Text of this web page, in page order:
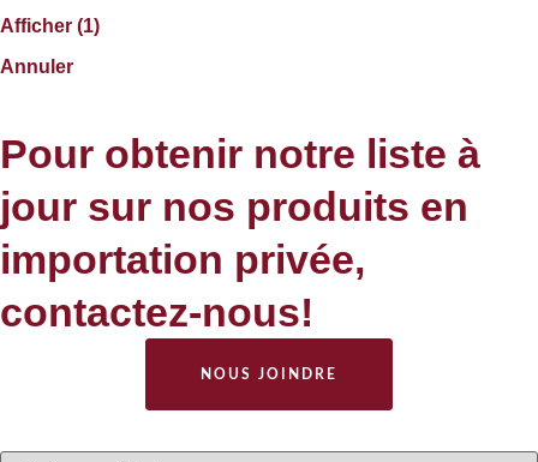
Afficher (1)
Annuler
Pour obtenir notre liste à
jour sur nos produits en
importation privée,
contactez-nous!
NOUS JOINDRE